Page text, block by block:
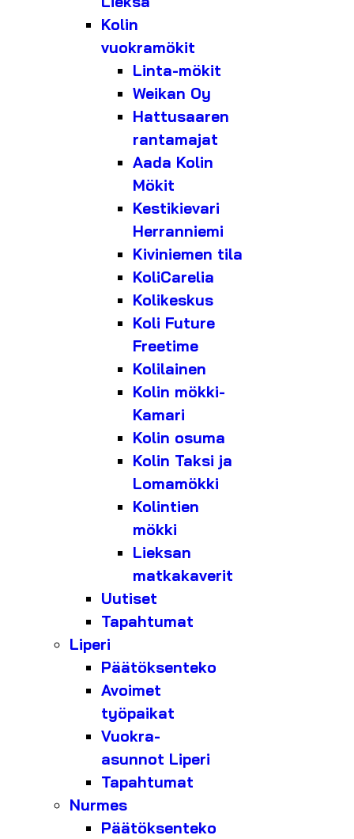
Kolin
vuokramökit
Linta-mökit
Weikan Oy
Hattusaaren
rantamajat
Aada Kolin
Mökit
Kestikievari
Herranniemi
Kiviniemen tila
KoliCarelia
Kolikeskus
Koli Future
Freetime
Kolilainen
Kolin mökki-
Kamari
Kolin osuma
Kolin Taksi ja
Lomamökki
Kolintien
mökki
Lieksan
matkakaverit
Uutiset
Tapahtumat
Liperi
Päätöksenteko
Avoimet
työpaikat
Vuokra-
asunnot Liperi
Tapahtumat
Nurmes
Päätöksenteko